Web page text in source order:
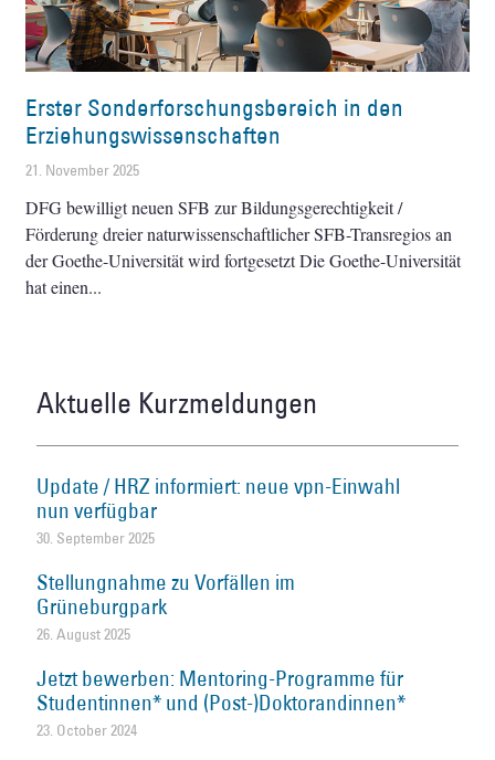
Erster Sonderforschungsbereich in den
Erziehungswissenschaften
21. November 2025
DFG bewilligt neuen SFB zur Bildungsgerechtigkeit /
Förderung dreier naturwissenschaftlicher SFB-Transregios an
der Goethe-Universität wird fortgesetzt Die Goethe-Universität
hat einen
Aktuelle Kurzmeldungen
Update / HRZ informiert: neue vpn-Einwahl
nun verfügbar
30. September 2025
Stellungnahme zu Vorfällen im
Grüneburgpark
26. August 2025
Jetzt bewerben: Mentoring-Programme für
Studentinnen* und (Post-)Doktorandinnen*
23. October 2024